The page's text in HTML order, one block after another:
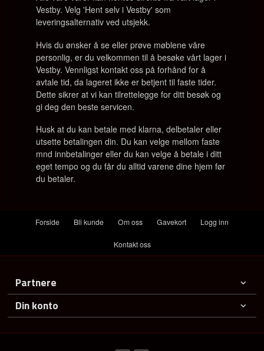
Vestby. Velg 'Hent selv i Vestby' som
leveringsalternativ ved utsjekk.
Hvis du ønsker å se eller prøve møblene våre
personlig, er du velkommen til å besøke vårt lager i
Vestby. Vennligst kontakt oss på forhånd for å
avtale tid, da lageret ikke er betjent til faste tider.
Dette sikrer at vi kan tilrettelegge for ditt besøk og
gi deg den beste servicen.
Husk at du kan betale med klarna, delbetaler eller
utsette betalingen din. Du kan velge mellom faste
mnd innbetalinger eller du kan velge å betale i ditt
eget tempo og du får du alltid varene dine hjem før
du betaler.
Forside Bli kunde Om oss Gavekort Logg inn
Kontakt oss
Partnere
Din konto